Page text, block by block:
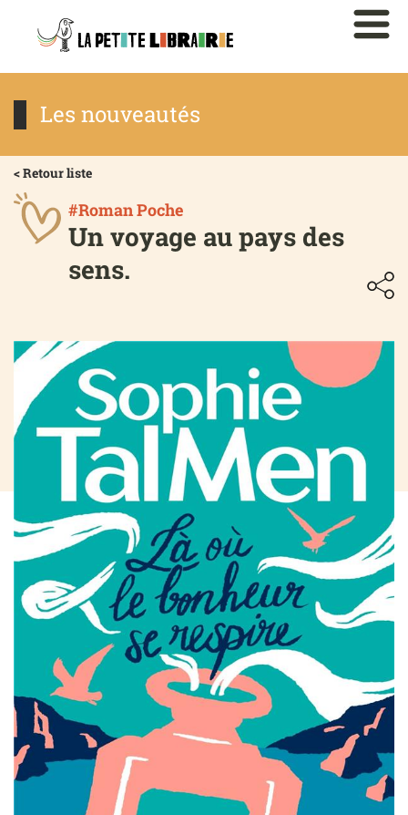
Les nouveautés
< Retour liste
#Roman Poche
Un voyage au pays des
sens.